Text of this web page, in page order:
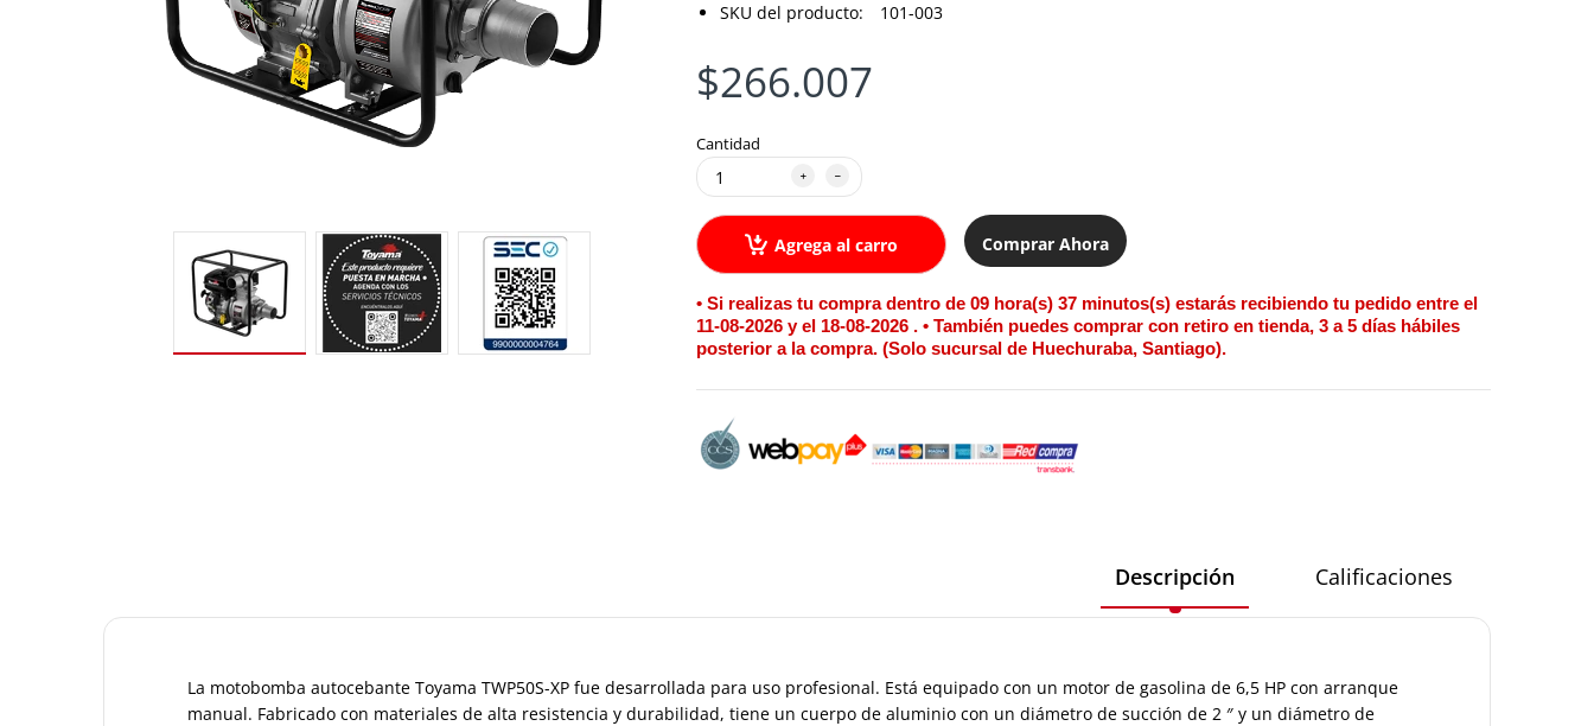
SKU del producto: 101-003
$266.007
Cantidad
Agrega al carro Comprar Ahora
• Si realizas tu compra dentro de 09 hora(s) 37 minutos(s) estarás recibiendo tu pedido entre el
11-08-2026 y el 18-08-2026 . • También puedes comprar con retiro en tienda, 3 a 5 días hábiles
posterior a la compra. (Solo sucursal de Huechuraba, Santiago).
Descripción Calificaciones
La motobomba autocebante Toyama TWP50S-XP fue desarrollada para uso profesional. Está equipado con un motor de gasolina de 6,5 HP con arranque
manual. Fabricado con materiales de alta resistencia y durabilidad, tiene un cuerpo de aluminio con un diámetro de succión de 2 ″ y un diámetro de